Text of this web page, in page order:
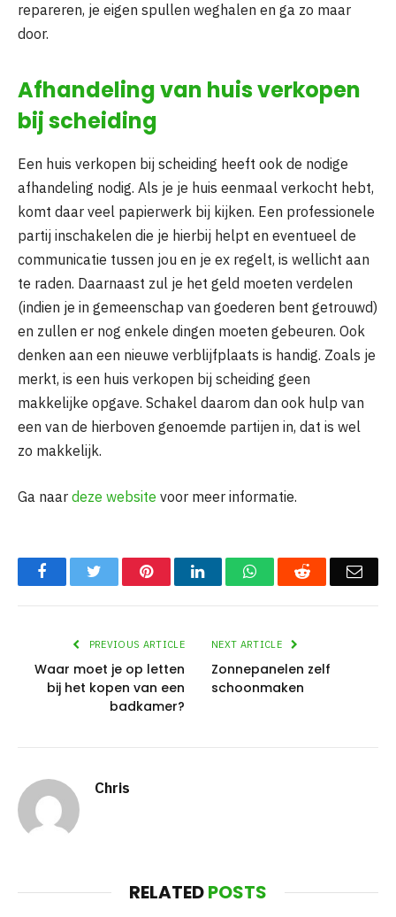
repareren, je eigen spullen weghalen en ga zo maar
door.
Afhandeling van huis verkopen
bij scheiding
Een huis verkopen bij scheiding heeft ook de nodige
afhandeling nodig. Als je je huis eenmaal verkocht hebt,
komt daar veel papierwerk bij kijken. Een professionele
partij inschakelen die je hierbij helpt en eventueel de
communicatie tussen jou en je ex regelt, is wellicht aan
te raden. Daarnaast zul je het geld moeten verdelen
(indien je in gemeenschap van goederen bent getrouwd)
en zullen er nog enkele dingen moeten gebeuren. Ook
denken aan een nieuwe verblijfplaats is handig. Zoals je
merkt, is een huis verkopen bij scheiding geen
makkelijke opgave. Schakel daarom dan ook hulp van
een van de hierboven genoemde partijen in, dat is wel
zo makkelijk.
Ga naar deze website voor meer informatie.
FacebookTwitter PinterestLinkedInWhatsAppReddit
PREVIOUS ARTICLE
Waar moet je op letten
bij het kopen van een
badkamer?
NEXT ARTICLE
Zonnepanelen zelf
schoonmaken
Chris
RELATEDPOSTS